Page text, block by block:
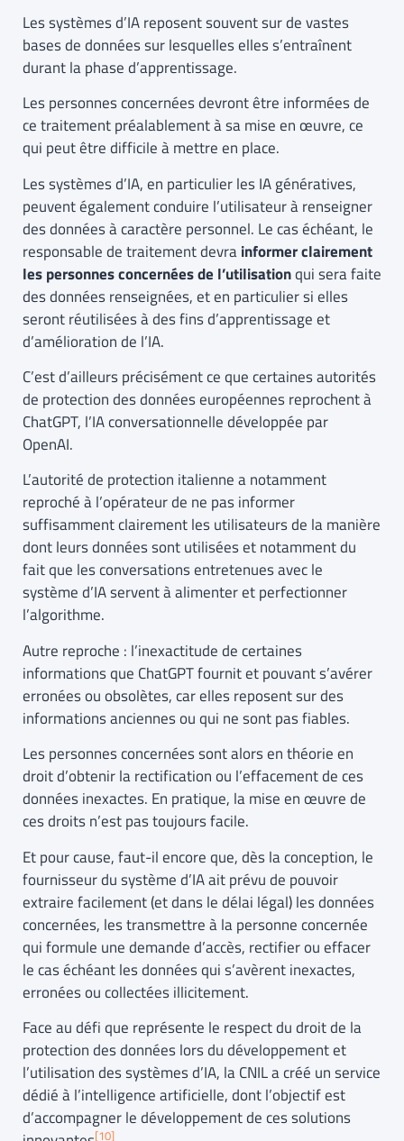
Les systèmes d’IA reposent souvent sur de vastes
bases de données sur lesquelles elles s’entraînent
durant la phase d’apprentissage.
Les personnes concernées devront être informées de
ce traitement préalablement à sa mise en œuvre, ce
qui peut être difficile à mettre en place.
Les systèmes d’IA, en particulier les IA génératives,
peuvent également conduire l’utilisateur à renseigner
des données à caractère personnel. Le cas échéant, le
responsable de traitement devrainformer clairement
les personnes concernées de l’utilisationqui sera faite
des données renseignées, et en particulier si elles
seront réutilisées à des fins d’apprentissage et
d’amélioration de l’IA.
C’est d’ailleurs précisément ce que certaines autorités
de protection des données européennes reprochent à
ChatGPT, l’IA conversationnelle développée par
OpenAI.
L’autorité de protection italienne a notamment
reproché à l’opérateur de ne pas informer
suffisamment clairement les utilisateurs de la manière
dont leurs données sont utilisées et notamment du
fait que les conversations entretenues avec le
système d’IA servent à alimenter et perfectionner
l’algorithme.
Autre reproche : l’inexactitude de certaines
informations que ChatGPT fournit et pouvant s’avérer
erronées ou obsolètes, car elles reposent sur des
informations anciennes ou qui ne sont pas fiables.
Les personnes concernées sont alors en théorie en
droit d’obtenir la rectification ou l’effacement de ces
données inexactes. En pratique, la mise en œuvre de
ces droits n’est pas toujours facile.
Et pour cause, faut-il encore que, dès la conception, le
fournisseur du système d’IA ait prévu de pouvoir
extraire facilement (et dans le délai légal) les données
concernées, les transmettre à la personne concernée
qui formule une demande d’accès, rectifier ou effacer
le cas échéant les données qui s’avèrent inexactes,
erronées ou collectées illicitement.
Face au défi que représente le respect du droit de la
protection des données lors du développement et
l’utilisation des systèmes d’IA, la CNIL a créé un service
dédié à l’intelligence artificielle, dont l’objectif est
d’accompagner le développement de ces solutions
[10]